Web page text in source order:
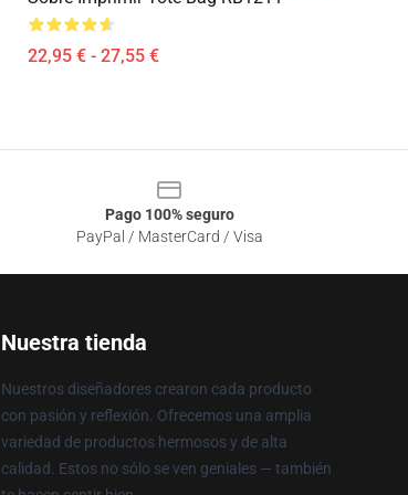
22,95 € - 27,55 €
Pago 100% seguro
PayPal / MasterCard / Visa
Nuestra tienda
Nuestros diseñadores crearon cada producto
con pasión y reflexión. Ofrecemos una amplia
variedad de productos hermosos y de alta
calidad. Estos no sólo se ven geniales — también